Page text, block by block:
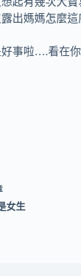
出媽媽怎麼
事啦….看在
女生